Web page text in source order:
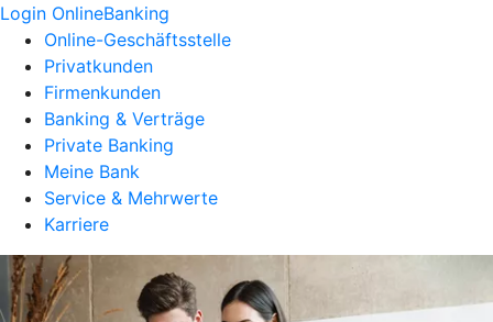
Login OnlineBanking
Online-Geschäftsstelle
Privatkunden
Firmenkunden
Banking & Verträge
Private Banking
Meine Bank
Service & Mehrwerte
Karriere